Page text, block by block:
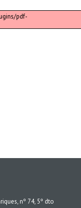
pdf-
nº 74, 5º dto